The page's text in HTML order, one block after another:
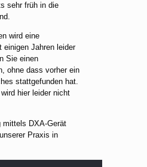
sehr früh in die
wird eine
einigen Jahren leider
Sie einen
ohne dass vorher ein
stattgefunden hat.
hier leider nicht
mittels DXA-Gerät
Praxis in